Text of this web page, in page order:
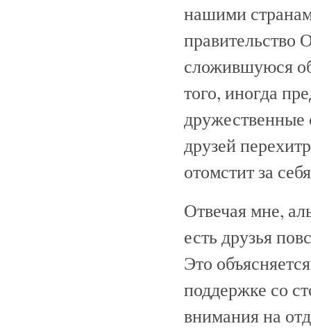
нашими
правительство
сложившуюся
того, иногда
друзей
отомстит за
Отвечая мне,
есть друзья
Это
поддержке со
внимания на